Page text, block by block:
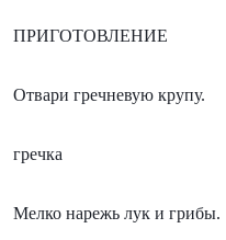
ПРИГОТОВЛЕНИЕ
Отвари гречневую крупу.
гречка
Мелко нарежь лук и грибы.